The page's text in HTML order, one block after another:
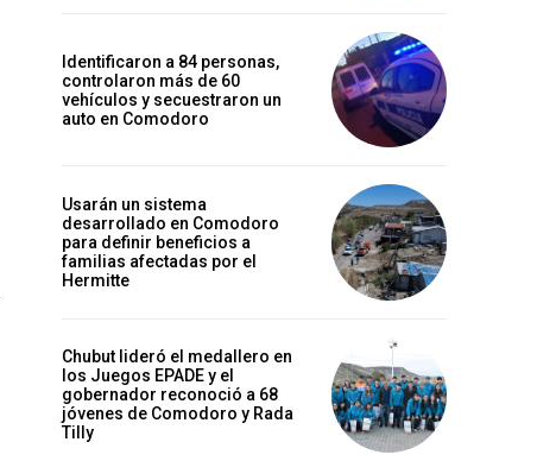
Identificaron a 84 personas,
controlaron más de 60
vehículos y secuestraron un
auto en Comodoro
Usarán un sistema
desarrollado en Comodoro
para definir beneficios a
familias afectadas por el
Hermitte
Chubut lideró el medallero en
los Juegos EPADE y el
gobernador reconoció a 68
jóvenes de Comodoro y Rada
Tilly